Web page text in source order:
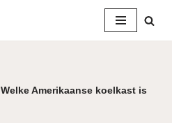
Welke Amerikaanse koelkast is